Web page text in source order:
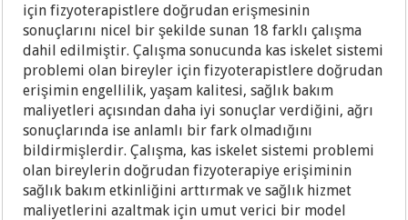
için fizyoterapistlere doğrudan erişmesinin
sonuçlarını nicel bir şekilde sunan 18 farklı çalışma
dahil edilmiştir. Çalışma sonucunda kas iskelet sistemi
problemi olan bireyler için fizyoterapistlere doğrudan
erişimin engellilik, yaşam kalitesi, sağlık bakım
maliyetleri açısından daha iyi sonuçlar verdiğini, ağrı
sonuçlarında ise anlamlı bir fark olmadığını
bildirmişlerdir. Çalışma, kas iskelet sistemi problemi
olan bireylerin doğrudan fizyoterapiye erişiminin
sağlık bakım etkinliğini arttırmak ve sağlık hizmet
maliyetlerini azaltmak için umut verici bir model